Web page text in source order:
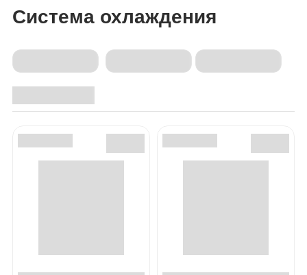
Система охлаждения